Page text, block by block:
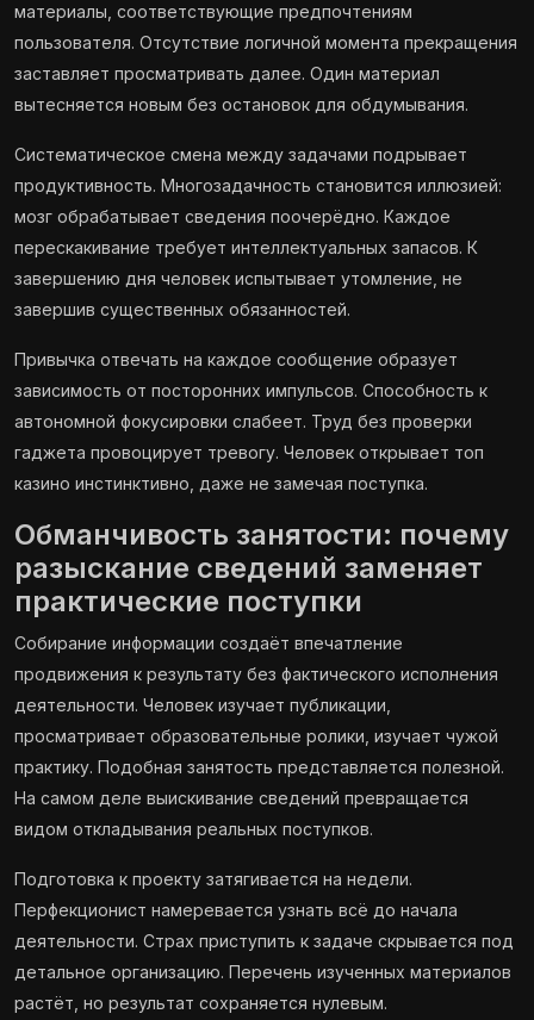
материалы, соответствующие предпочтениям
пользователя. Отсутствие логичной момента прекращения
заставляет просматривать далее. Один материал
вытесняется новым без остановок для обдумывания.
Систематическое смена между задачами подрывает
продуктивность. Многозадачность становится иллюзией:
мозг обрабатывает сведения поочерёдно. Каждое
перескакивание требует интеллектуальных запасов. К
завершению дня человек испытывает утомление, не
завершив существенных обязанностей.
Привычка отвечать на каждое сообщение образует
зависимость от посторонних импульсов. Способность к
автономной фокусировки слабеет. Труд без проверки
гаджета провоцирует тревогу. Человек открывает топ
казино инстинктивно, даже не замечая поступка.
Обманчивость занятости: почему
разыскание сведений заменяет
практические поступки
Собирание информации создаёт впечатление
продвижения к результату без фактического исполнения
деятельности. Человек изучает публикации,
просматривает образовательные ролики, изучает чужой
практику. Подобная занятость представляется полезной.
На самом деле выискивание сведений превращается
видом откладывания реальных поступков.
Подготовка к проекту затягивается на недели.
Перфекционист намеревается узнать всё до начала
деятельности. Страх приступить к задаче скрывается под
детальное организацию. Перечень изученных материалов
растёт, но результат сохраняется нулевым.